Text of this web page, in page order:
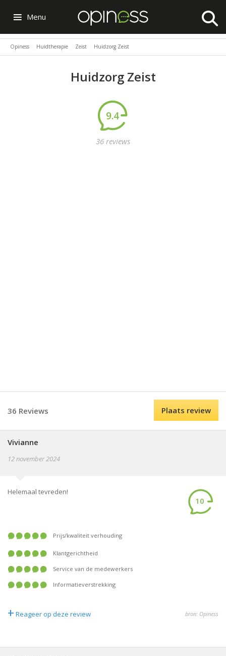
Menu
Opiness Huidtherapie Zeist Huidzorg Zeist
Huidzorg Zeist
9.4
36 reviews
36 Reviews Plaats review
Vivianne
12 november 2024
Helemaal tevreden!
10
prijs/kwaliteit verhouding
klantgerichtheid
service van de medewerkers
informatieverstrekking
+ Reageer op deze review bron: Opiness